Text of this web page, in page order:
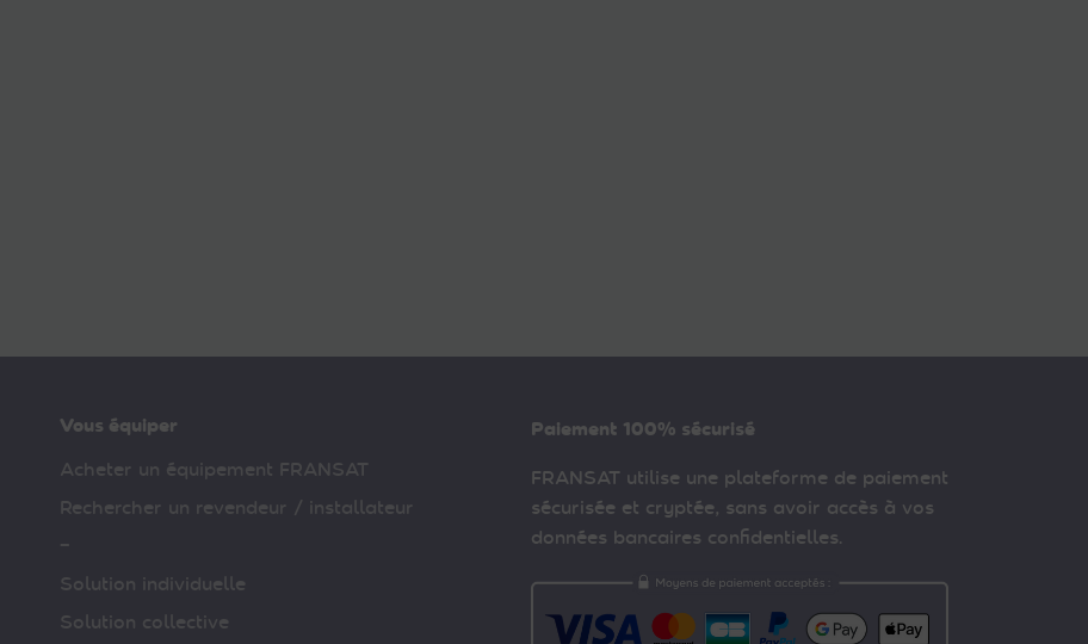
Vous équiper
Acheter un équipement FRANSAT
Rechercher un revendeur / installateur
–
Solution individuelle
Solution collective
Paiement 100% sécurisé
FRANSAT utilise une plateforme de paiement
sécurisée et cryptée, sans avoir accès à vos
données bancaires confidentielles.